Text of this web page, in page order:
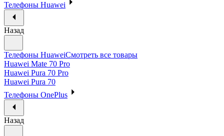
Телефоны Huawei
Назад
Телефоны HuaweiСмотреть все товары
Huawei Mate 70 Pro
Huawei Pura 70 Pro
Huawei Pura 70
Телефоны OnePlus
Назад